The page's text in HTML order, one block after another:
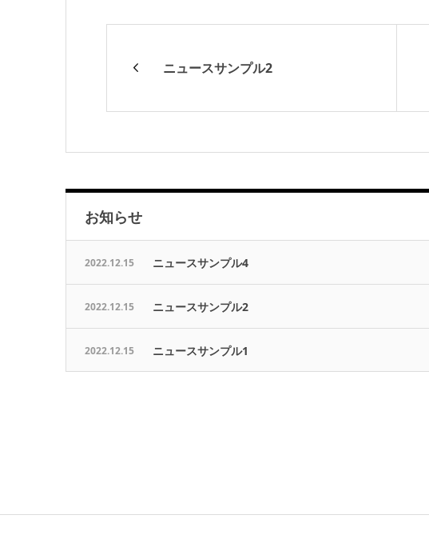
ニュースサンプル2
お知らせ
2022.12.15 ニュースサンプル4
2022.12.15 ニュースサンプル2
2022.12.15 ニュースサンプル1